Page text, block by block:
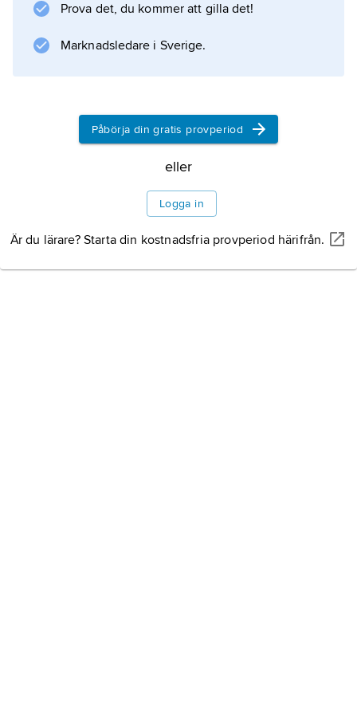
Prova det, du kommer att gilla det!
Marknadsledare i Sverige.
Påbörja din gratis provperiod
eller
Logga in
Är du lärare? Starta din kostnadsfria provperiod härifrån.